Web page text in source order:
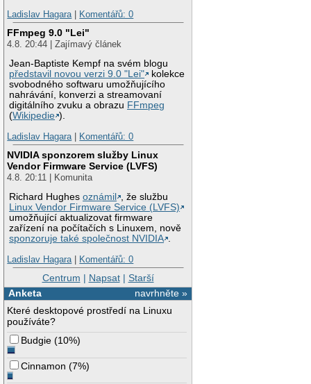
Ladislav Hagara| Komentářů: 0
FFmpeg 9.0 "Lei"
4.8. 20:44 | Zajímavý článek
Jean-Baptiste Kempf na svém blogu
představil novou verzi 9.0 "Lei"
kolekce
svobodného softwaru umožňujícího
nahrávání, konverzi a streamovaní
digitálního zvuku a obrazu FFmpeg
(Wikipedie ).
Ladislav Hagara| Komentářů: 0
NVIDIA sponzorem služby Linux
Vendor Firmware Service (LVFS)
4.8. 20:11 | Komunita
Richard Hughesoznámil
, že službu
Linux Vendor Firmware Service (LVFS)
umožňující aktualizovat firmware
zařízení na počítačích s Linuxem, nově
sponzoruje také společnost NVIDIA .
Ladislav Hagara| Komentářů: 0
Centrum | Napsat| Starší
navrhněte »
Anketa
Které desktopové prostředí na Linuxu
používáte?
Budgie (10%)
Cinnamon (7%)